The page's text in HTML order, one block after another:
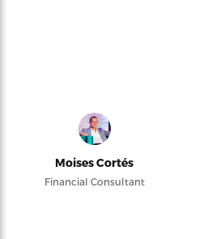
Moises Cortés
Financial Consultant